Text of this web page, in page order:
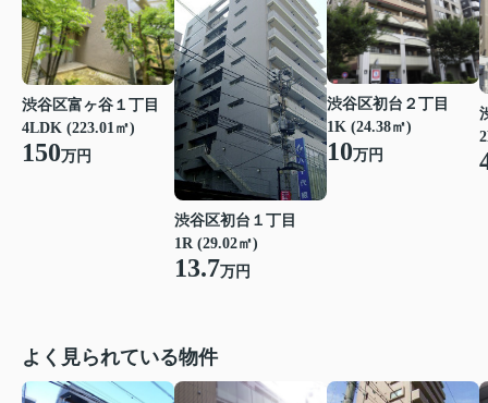
渋谷区富ヶ谷１丁目
4LDK (223.01㎡)
150万円
渋谷区初台１丁目
1R (29.02㎡)
13.7万円
渋谷区初台２丁目
1K (24.38㎡)
10万円
よく見られている物件